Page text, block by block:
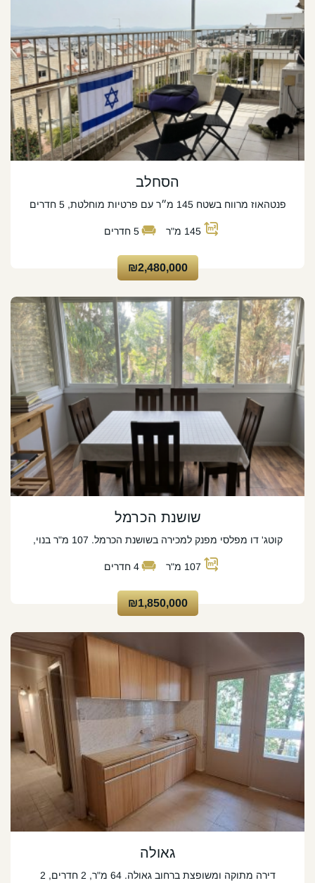
הסחלב
פנטהאוז מרווח בשטח 145 מ״ר עם פרטיות מוחלטת, 5 חדרים
145 מ"ר 5 חדרים
₪2,480,000
שושנת הכרמל
קוטג' דו מפלסי מפנק למכירה בשושנת הכרמל. 107 מ"ר בנוי,
107 מ"ר 4 חדרים
₪1,850,000
גאולה
דירה מתוקה ומשופצת ברחוב גאולה. 64 מ"ר, 2 חדרים, 2